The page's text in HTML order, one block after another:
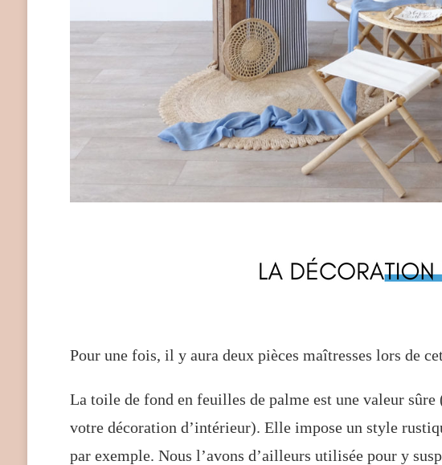
Pour une fois, il y aura deux pièces maîtresses lors de
La toile de fond en feuilles de palme est une valeur
votre décoration d’intérieur). Elle impose un style
par exemple. Nous l’avons d’ailleurs utilisée pour y